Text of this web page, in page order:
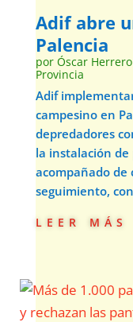
Adif abre
Palencia
por Óscar
Provincia
Adif
campesino en
depredadores
la instalación de
acompañado de
seguimiento,
leer más